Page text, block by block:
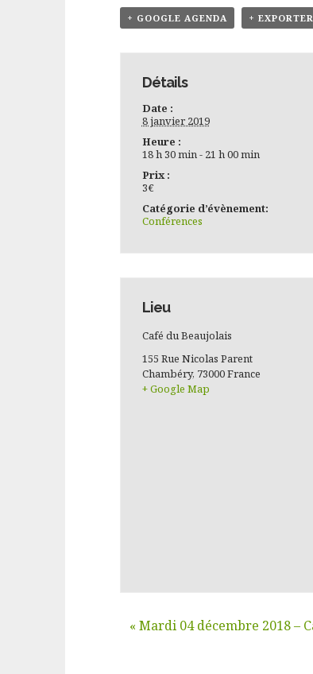
+ GOOGLE AGENDA +
Détails
Date :
8 janvier 2019
Heure :
18 h 30 min - 21 h 00 min
Prix :
3€
Catégorie d’évènement:
Conférences
Lieu
Café du Beaujolais
155 Rue Nicolas Parent
Chambéry, 73000France
+ Google Map
« Mardi 04 décembre 2018 –